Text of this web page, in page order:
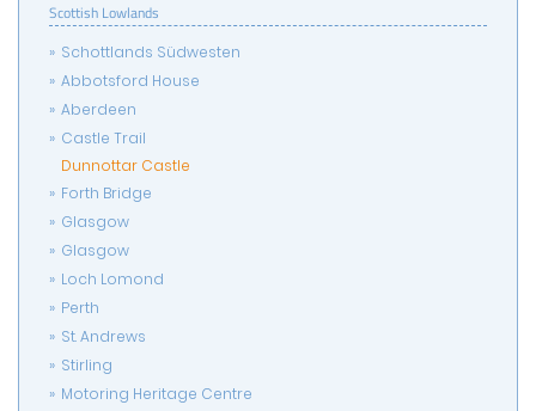
Scottish Lowlands
Schottlands Südwesten
Abbotsford House
Aberdeen
Castle Trail
Dunnottar Castle
Forth Bridge
Glasgow
Glasgow
Loch Lomond
Perth
St. Andrews
Stirling
Motoring Heritage Centre